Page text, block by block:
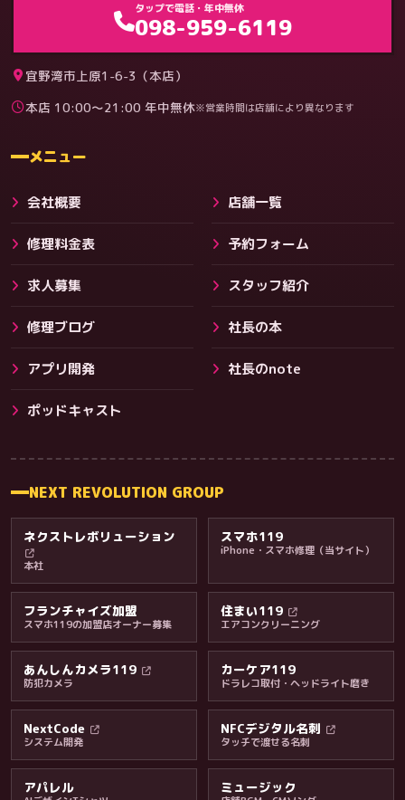
その他サービス
料金・保証・ご案内
料金
タップで電話・年中無休
098-959-6119
宜野湾市上原1-6-3（本店）
本店 10:00〜21:00 年中無休※営業時間は店舗により異なります
メニュー
会社概要 店舗一覧
修理料金表 予約フォーム
求人募集 スタッフ紹介
修理ブログ 社長の本
アプリ開発 社長のnote
ポッドキャスト
NEXT REVOLUTION GROUP
ネクストレボリューション
本社
スマホ119
iPhone・スマホ修理（当サイト）
フランチャイズ加盟
スマホ119の加盟店オーナー募集
住まい119
エアコンクリーニング
あんしんカメラ119
防犯カメラ
カーケア119
ドラレコ取付・ヘッドライト磨き
NextCode
システム開発
NFCデジタル名刺
タッチで渡せる名刺
アパレル ミュージック